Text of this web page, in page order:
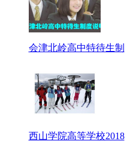
会津北岭高中特待生制
西山学院高等学校2018